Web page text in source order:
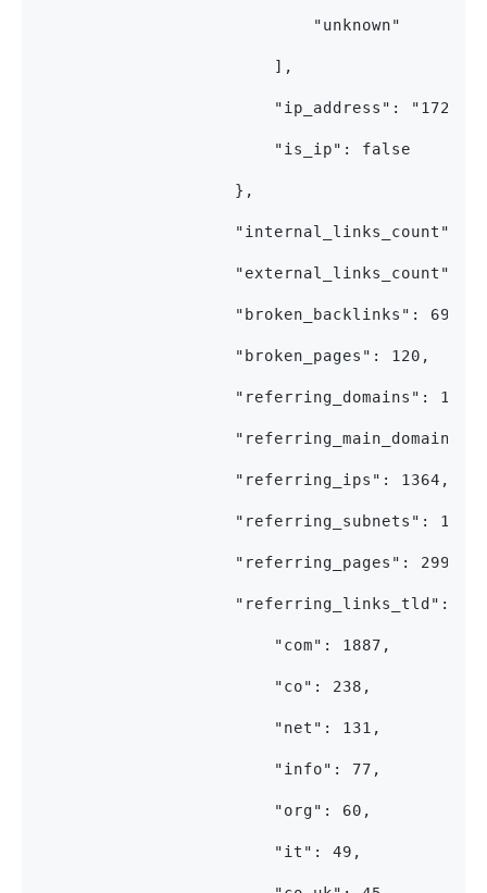
                            "unknown"
                        ],
"ip_address":
                        "is_ip": false
                    },
"internal_links_count":
"external_links_count":
                    "broken_backlinks": 69,
                    "broken_pages": 120,
"referring_domains":
"referring_main_domains":
                    "referring_ips": 1364,
"referring_subnets":
                    "referring_pages": 2991,
                    "referring_links_tld": {
                        "com": 1887,
                        "co": 238,
                        "net": 131,
                        "info": 77,
                        "org": 60,
                        "it": 49,